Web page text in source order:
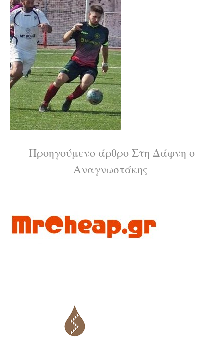
Διαβάστε
Προηγούμενο άρθροΣτη Δάφνη ο
Αναγνωστάκης